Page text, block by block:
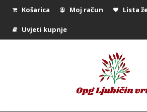
Košarica Moj račun Lista
Uvjeti kupnje